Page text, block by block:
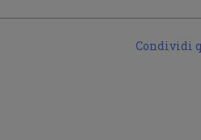
Condividi